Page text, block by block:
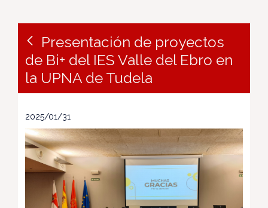
Presentación de proyectos
de Bi+ del IES Valle del Ebro en
la UPNA de Tudela
2025/01/31